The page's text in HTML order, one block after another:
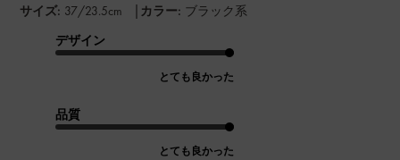
サイズ: 37/23.5cm | カラー: ブラック系
デザイン
とても良かった
品質
とても良かった